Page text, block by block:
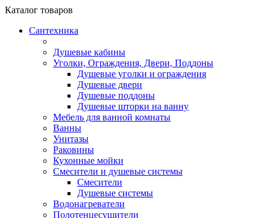
Каталог товаров
Сантехника
Душевые кабины
Уголки, Ограждения, Двери, Поддоны
Душевые уголки и ограждения
Душевые двери
Душевые поддоны
Душевые шторки на ванну
Мебель для ванной комнаты
Ванны
Унитазы
Раковины
Кухонные мойки
Смесители и душевые системы
Смесители
Душевые системы
Водонагреватели
Полотенцесушители